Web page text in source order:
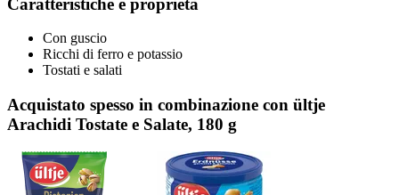
Con guscio
Ricchi di ferro e potassio
Tostati e salati
Acquistato spesso in combinazione con ültje
Arachidi Tostate e Salate, 180 g